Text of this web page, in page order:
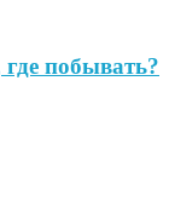
побывать?